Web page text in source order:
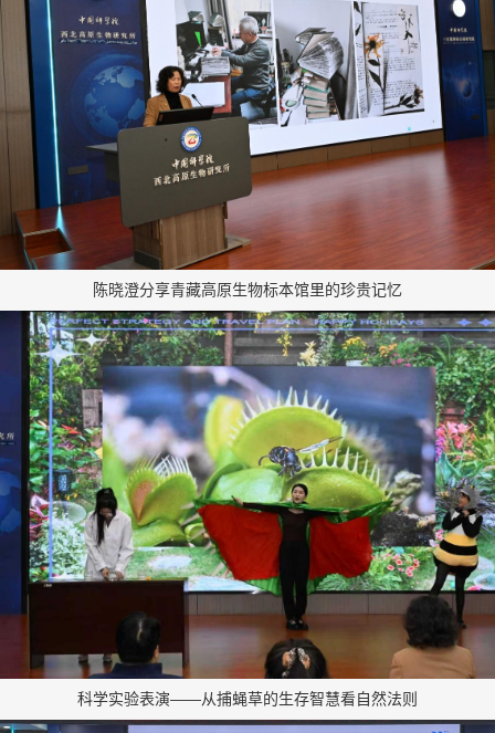
陈晓澄分享青藏高原生物标本馆里的珍贵记忆
科学实验表演——从捕蝇草的生存智慧看自然法则